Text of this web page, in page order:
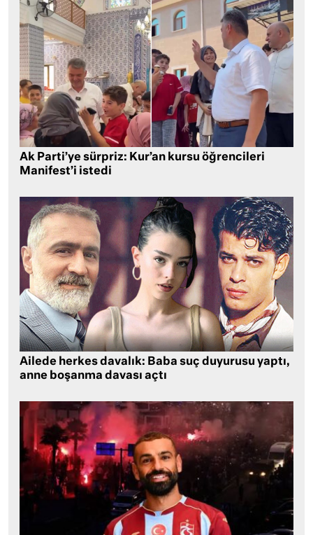
Ak Parti’ye sürpriz: Kur’an kursu öğrencileri
Manifest’i istedi
Ailede herkes davalık: Baba suç duyurusu yaptı,
anne boşanma davası açtı